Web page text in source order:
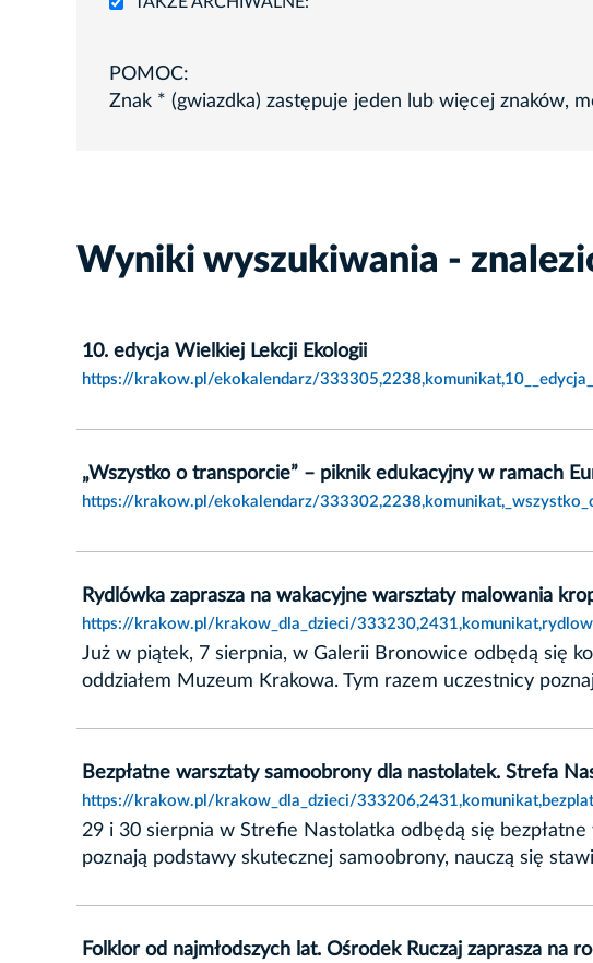
POMOC:
Znak * (gwiazdka) zastępuje jeden lub więcej znaków,
Wyniki wyszukiwania -
10. edycja Wielkiej Lekcji Ekologii
https://krakow.pl/ekokalendarz/
„Wszystko o transporcie” – piknik edukacyjny w ramach
https://krakow.pl/ekokalendarz/
Rydlówka zaprasza na wakacyjne warsztaty malowania
https://krakow.pl/krakow_dla_dzieci/
Już w piątek, 7 sierpnia, w Galerii Bronowice odbędą się
oddziałem Muzeum Krakowa. Tym razem uczestnicy
Bezpłatne warsztaty samoobrony dla nastolatek. Strefa
https://krakow.pl/krakow_dla_dzieci/
29 i 30 sierpnia w Strefie Nastolatka odbędą się
poznają podstawy skutecznej samoobrony, nauczą się
Folklor od najmłodszych lat. Ośrodek Ruczaj zaprasza na